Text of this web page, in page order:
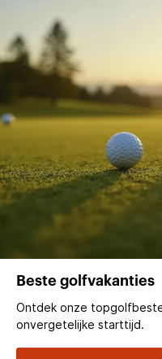
Beste golfvakanties
Ontdek onze
onvergetelijke starttijd.